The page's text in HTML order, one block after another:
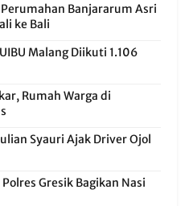
Banjararum Asri
ke Bali
Malang Diikuti 1.106
Rumah Warga di
Syauri Ajak Driver Ojol
Gresik Bagikan Nasi